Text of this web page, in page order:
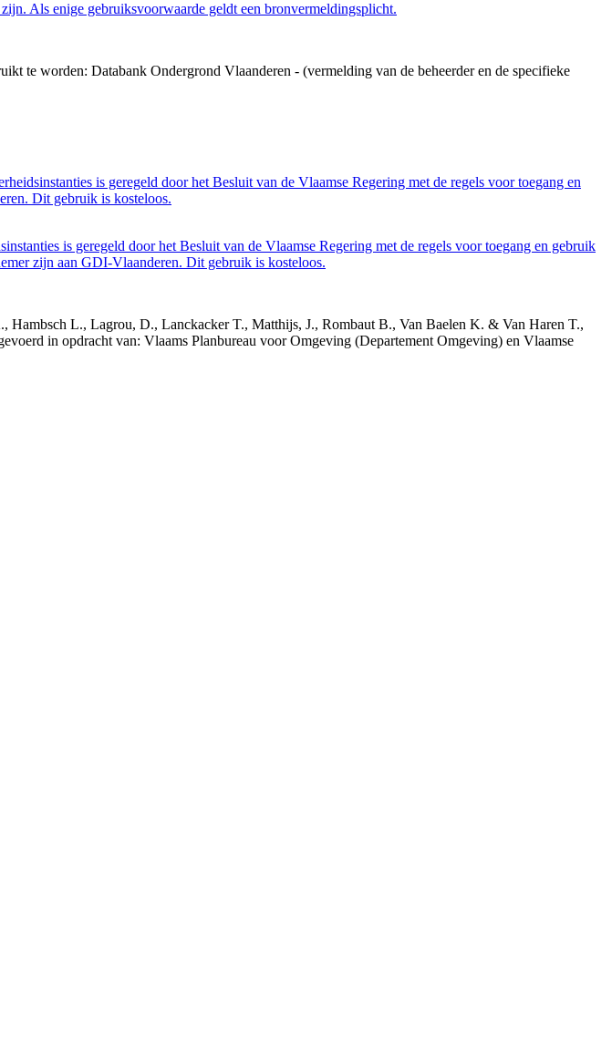
Als enige gebruiksvoorwaarde geldt een bronvermeldingsplicht.
te worden: Databank Ondergrond Vlaanderen - (vermelding van de beheerder en de specifieke
is geregeld door het Besluit van de Vlaamse Regering met de regels voor toegang en
Dit gebruik is kosteloos.
is geregeld door het Besluit van de Vlaamse Regering met de regels voor toegang en gebruik
zijn aan GDI-Vlaanderen. Dit gebruik is kosteloos.
L., Lagrou, D., Lanckacker T., Matthijs, J., Rombaut B., Van Baelen K. & Van Haren T.,
in opdracht van: Vlaams Planbureau voor Omgeving (Departement Omgeving) en Vlaamse